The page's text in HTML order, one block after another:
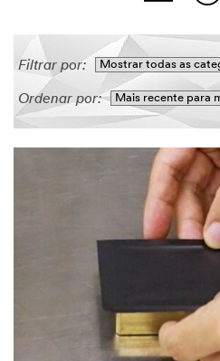
Filtrar por:
Ordenar por: